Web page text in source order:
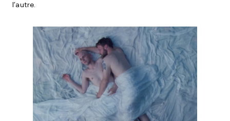
l’autre.